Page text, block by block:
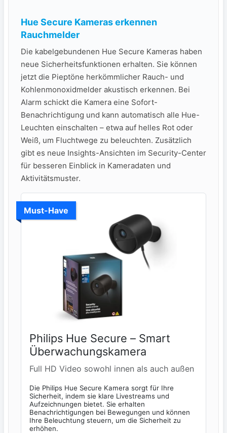
Hue Secure Kameras erkennen
Rauchmelder
Die kabelgebundenen Hue Secure Kameras haben
neue Sicherheitsfunktionen erhalten. Sie können
jetzt die Pieptöne herkömmlicher Rauch- und
Kohlenmonoxidmelder akustisch erkennen. Bei
Alarm schickt die Kamera eine Sofort-
Benachrichtigung und kann automatisch alle Hue-
Leuchten einschalten – etwa auf helles Rot oder
Weiß, um Fluchtwege zu beleuchten. Zusätzlich
gibt es neue Insights-Ansichten im Security-Center
für besseren Einblick in Kameradaten und
Aktivitätsmuster.
Must-Have
Philips Hue Secure – Smart
Überwachungskamera
Full HD Video sowohl innen als auch außen
Die Philips Hue Secure Kamera sorgt für Ihre
Sicherheit, indem sie klare Livestreams und
Aufzeichnungen bietet. Sie erhalten
Benachrichtigungen bei Bewegungen und können
Ihre Beleuchtung steuern, um die Sicherheit zu
erhöhen.